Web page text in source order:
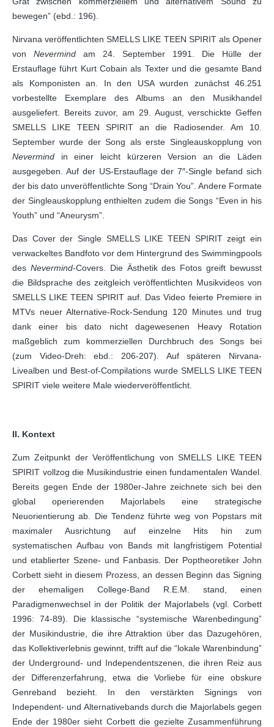
bewegen” (ebd.: 196).
Nirvana veröffentlichten SMELLS LIKE TEEN SPIRIT als Opener
von Nevermind am 24. September 1991. Die Hülle der
Erstauflage führt Kurt Cobain als Texter und die gesamte Band
als Komponisten an. In den USA wurden zunächst 46.251
vorbestellte Exemplare des Albums an den Musikhandel
ausgeliefert. Bereits zuvor, am 29. August, verschickte Geffen
SMELLS LIKE TEEN SPIRIT an die Radiosender. Am 10.
September wurde der Song als erste Singleauskopplung von
Nevermind in einer leicht kürzeren Version an die Läden
ausgegeben. Auf der US-Erstauflage der 7″-Single befand sich
der bis dato unveröffentlichte Song “Drain You”. Andere Formate
der Singleauskopplung enthielten zudem die Songs “Even in his
Youth” und “Aneurysm”.
Das Cover der Single SMELLS LIKE TEEN SPIRIT zeigt ein
verwackeltes Bandfoto vor dem Hintergrund des Swimmingpools
des Nevermind-Covers. Die Ästhetik des Fotos greift bewusst
die Bildsprache des zeitgleich veröffentlichten Musikvideos von
SMELLS LIKE TEEN SPIRIT auf. Das Video feierte Premiere in
MTVs neuer Alternative-Rock-Sendung 120 Minutes und trug
dank einer bis dato nicht dagewesenen Heavy Rotation
maßgeblich zum kommerziellen Durchbruch des Songs bei
(zum Video-Dreh: ebd.: 206-207). Auf späteren Nirvana-
Livealben und Best-of-Compilations wurde SMELLS LIKE TEEN
SPIRIT viele weitere Male wiederveröffentlicht.
II. Kontext
Zum Zeitpunkt der Veröffentlichung von SMELLS LIKE TEEN
SPIRIT vollzog die Musikindustrie einen fundamentalen Wandel.
Bereits gegen Ende der 1980er-Jahre zeichnete sich bei den
global operierenden Majorlabels eine strategische
Neuorientierung ab. Die Tendenz führte weg von Popstars mit
maximaler Ausrichtung auf einzelne Hits hin zum
systematischen Aufbau von Bands mit langfristigem Potential
und etablierter Szene- und Fanbasis. Der Poptheoretiker John
Corbett sieht in diesem Prozess, an dessen Beginn das Signing
der ehemaligen College-Band R.E.M. stand, einen
Paradigmenwechsel in der Politik der Majorlabels (vgl. Corbett
1996: 74-89). Die klassische “systemische Warenbedingung”
der Musikindustrie, die ihre Attraktion über das Dazugehören,
das Kollektiverlebnis gewinnt, trifft auf die “lokale Warenbindung”
der Underground- und Independentszenen, die ihren Reiz aus
der Differenzerfahrung, etwa die Vorliebe für eine obskure
Genreband bezieht. In den verstärkten Signings von
Independent- und Alternativebands durch die Majorlabels gegen
Ende der 1980er sieht Corbett die gezielte Zusammenführung